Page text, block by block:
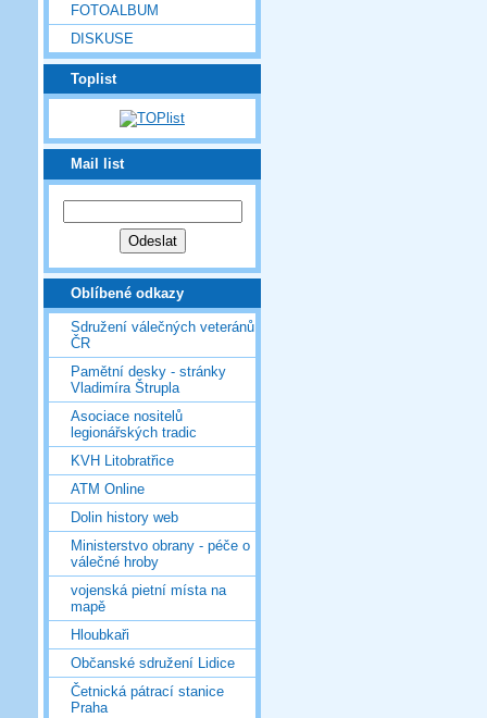
FOTOALBUM
DISKUSE
Toplist
Mail list
Oblíbené odkazy
Sdružení válečných veteránů
ČR
Pamětní desky - stránky
Vladimíra Štrupla
Asociace nositelů
legionářských tradic
KVH Litobratřice
ATM Online
Dolin history web
Ministerstvo obrany - péče o
válečné hroby
vojenská pietní místa na
mapě
Hloubkaři
Občanské sdružení Lidice
Četnická pátrací stanice
Praha